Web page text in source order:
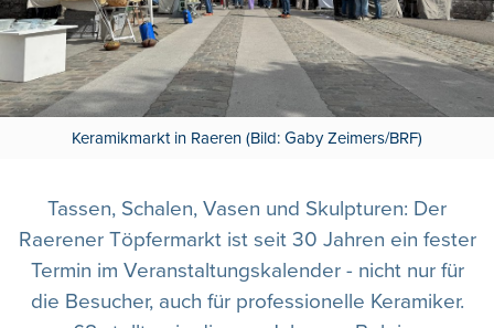
Keramikmarkt in Raeren (Bild: Gaby Zeimers/BRF)
Tassen, Schalen, Vasen und Skulpturen: Der
Raerener Töpfermarkt ist seit 30 Jahren ein fester
Termin im Veranstaltungskalender - nicht nur für
die Besucher, auch für professionelle Keramiker.